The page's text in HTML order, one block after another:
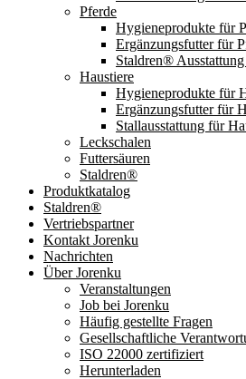
Pferde
Hygieneprodukte für
Ergänzungsfutter für
Staldren®
Haustiere
Hygieneprodukte für
Ergänzungsfutter für
Stallausstattung für
Leckschalen
Futtersäuren
Staldren®
Produktkatalog
Staldren®
Vertriebspartner
Kontakt Jorenku
Nachrichten
Über Jorenku
Veranstaltungen
Job bei Jorenku
Häufig gestellte Fragen
Gesellschaftliche
ISO 22000 zertifiziert
Herunterladen